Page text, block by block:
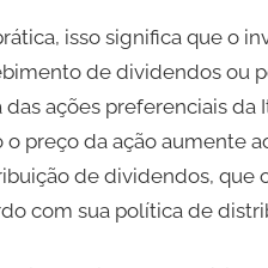
isso significa que o
de dividendos ou
das ações preferenciais da
o preço da ação aumente
de dividendos, que
com sua política de